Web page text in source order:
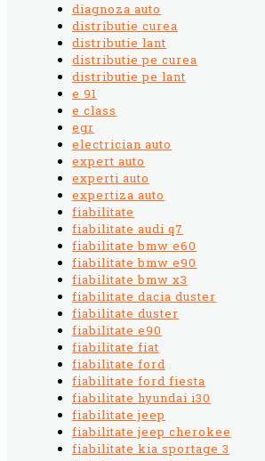
diagnoza auto
distributie curea
distributie lant
distributie pe curea
distributie pe lant
e 91
e class
egr
electrician auto
expert auto
experti auto
expertiza auto
fiabilitate
fiabilitate audi q7
fiabilitate bmw e60
fiabilitate bmw e90
fiabilitate bmw x3
fiabilitate dacia duster
fiabilitate duster
fiabilitate e90
fiabilitate fiat
fiabilitate ford
fiabilitate ford fiesta
fiabilitate hyundai i30
fiabilitate jeep
fiabilitate jeep cherokee
fiabilitate kia sportage 3